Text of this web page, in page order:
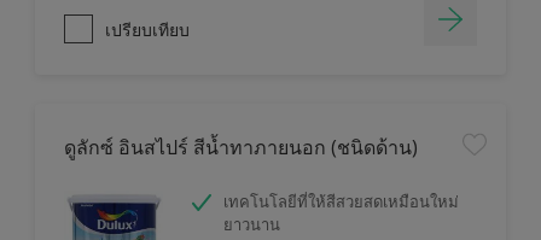
เปรียบเทียบ
ดูลักซ์ อินสไปร์ สีน้ำทาภายนอก (ชนิดด้าน)
เทคโนโลยีที่ให้สีสวยสดเหมือนใหม่
ยาวนาน